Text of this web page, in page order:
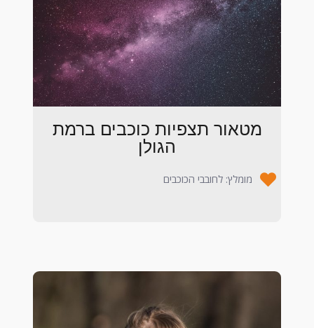
מטאור תצפיות כוכבים ברמת
הגולן
מומלץ: לחובבי הכוכבים